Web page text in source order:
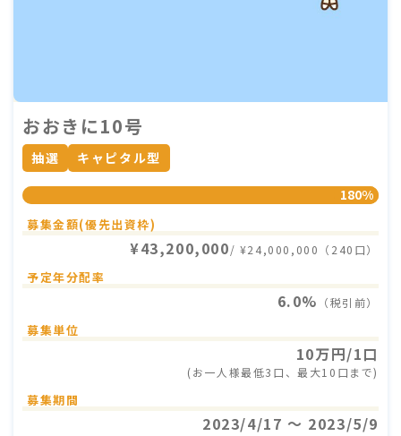
おおきに10号
抽選 キャピタル型
180%
募集金額(優先出資枠)
¥43,200,000/ ¥24,000,000（240口）
予定年分配率
6.0% （税引前）
募集単位
10万円/1口
(お一人様最低3口、最大10口まで)
募集期間
2023/4/17 〜 2023/5/9